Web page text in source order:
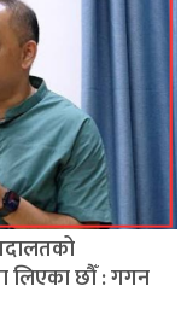
लिएका छौँ : गगन